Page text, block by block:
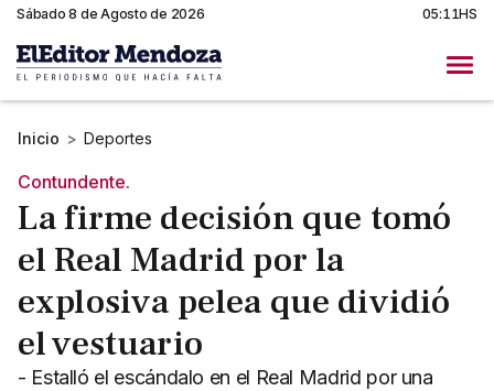
Sábado 8 de Agosto de 2026 05:11HS
Inicio > Deportes
Contundente.
La firme decisión que tomó
el Real Madrid por la
explosiva pelea que dividió
el vestuario
- Estalló el escándalo en el Real Madrid por una